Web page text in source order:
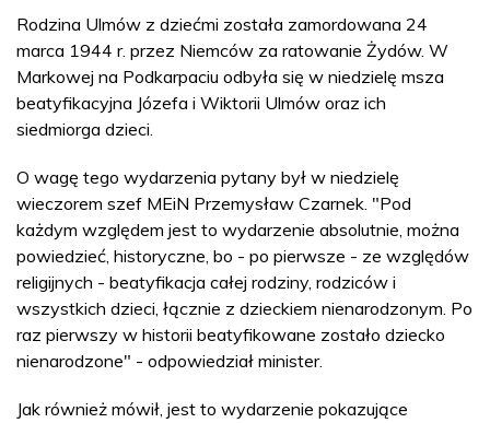
Rodzina Ulmów z dziećmi została zamordowana 24
marca 1944 r. przez Niemców za ratowanie Żydów. W
Markowej na Podkarpaciu odbyła się w niedzielę msza
beatyfikacyjna Józefa i Wiktorii Ulmów oraz ich
siedmiorga dzieci.
O wagę tego wydarzenia pytany był w niedzielę
wieczorem szef MEiN Przemysław Czarnek. "Pod
każdym względem jest to wydarzenie absolutnie, można
powiedzieć, historyczne, bo - po pierwsze - ze względów
religijnych - beatyfikacja całej rodziny, rodziców i
wszystkich dzieci, łącznie z dzieckiem nienarodzonym. Po
raz pierwszy w historii beatyfikowane zostało dziecko
nienarodzone" - odpowiedział minister.
Jak również mówił, jest to wydarzenie pokazujące